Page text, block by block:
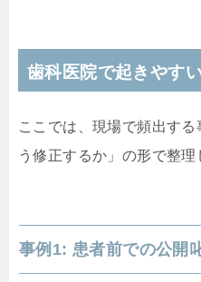
歯科医院で起きやす
ここでは、現場で頻出す
う修正するか」の形で整理
事例1: 患者前での公開